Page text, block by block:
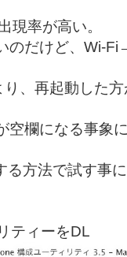
現率が高い。
のだけど、Wi-
ティーをDL